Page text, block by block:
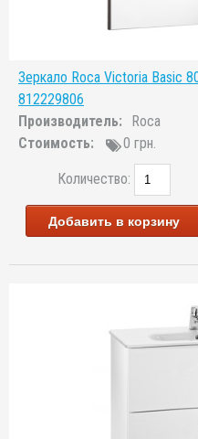
Зеркало Roca Victoria Basic
812229806
Производитель:
Roca
Стоимость:
0 грн.
Количество:
Добавить в корзину